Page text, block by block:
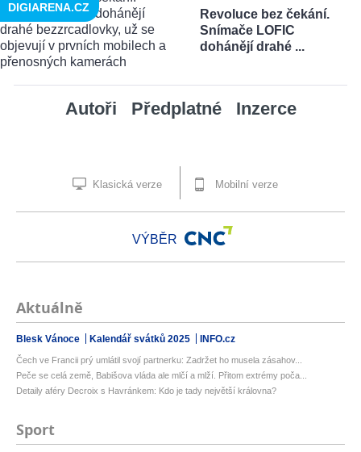
Revoluce bez čekání.
Snímače LOFIC
dohánějí drahé ...
DIGIARENA.CZ
Autoři Předplatné Inzerce
Klasická verze Mobilní verze
VÝBĚR
Aktuálně
Blesk Vánoce Kalendář svátků 2025 INFO.cz
Čech ve Francii prý umlátil svojí partnerku: Zadržet ho musela zásahov...
Peče se celá země, Babišova vláda ale mlčí a mlží. Přitom extrémy poča...
Detaily aféry Decroix s Havránkem: Kdo je tady největší královna?
Sport